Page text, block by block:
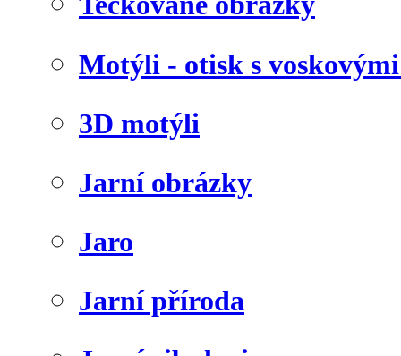
Motýli - otisk s
3D motýli
Jarní obrázky
Jaro
Jarní příroda